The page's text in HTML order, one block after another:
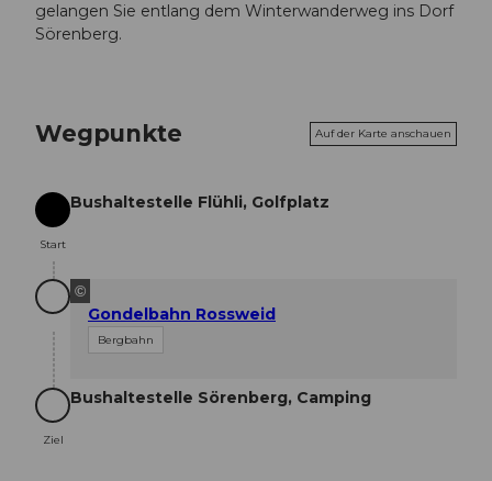
gelangen Sie entlang dem Winterwanderweg ins Dorf
Sörenberg.
Wegpunkte Auf der Karte anschauen
Start
Start
Bushaltestelle Flühli, Golfplatz
©
Gondelbahn Rossweid
Bergbahn
Ziel
Ziel
Bushaltestelle Sörenberg, Camping